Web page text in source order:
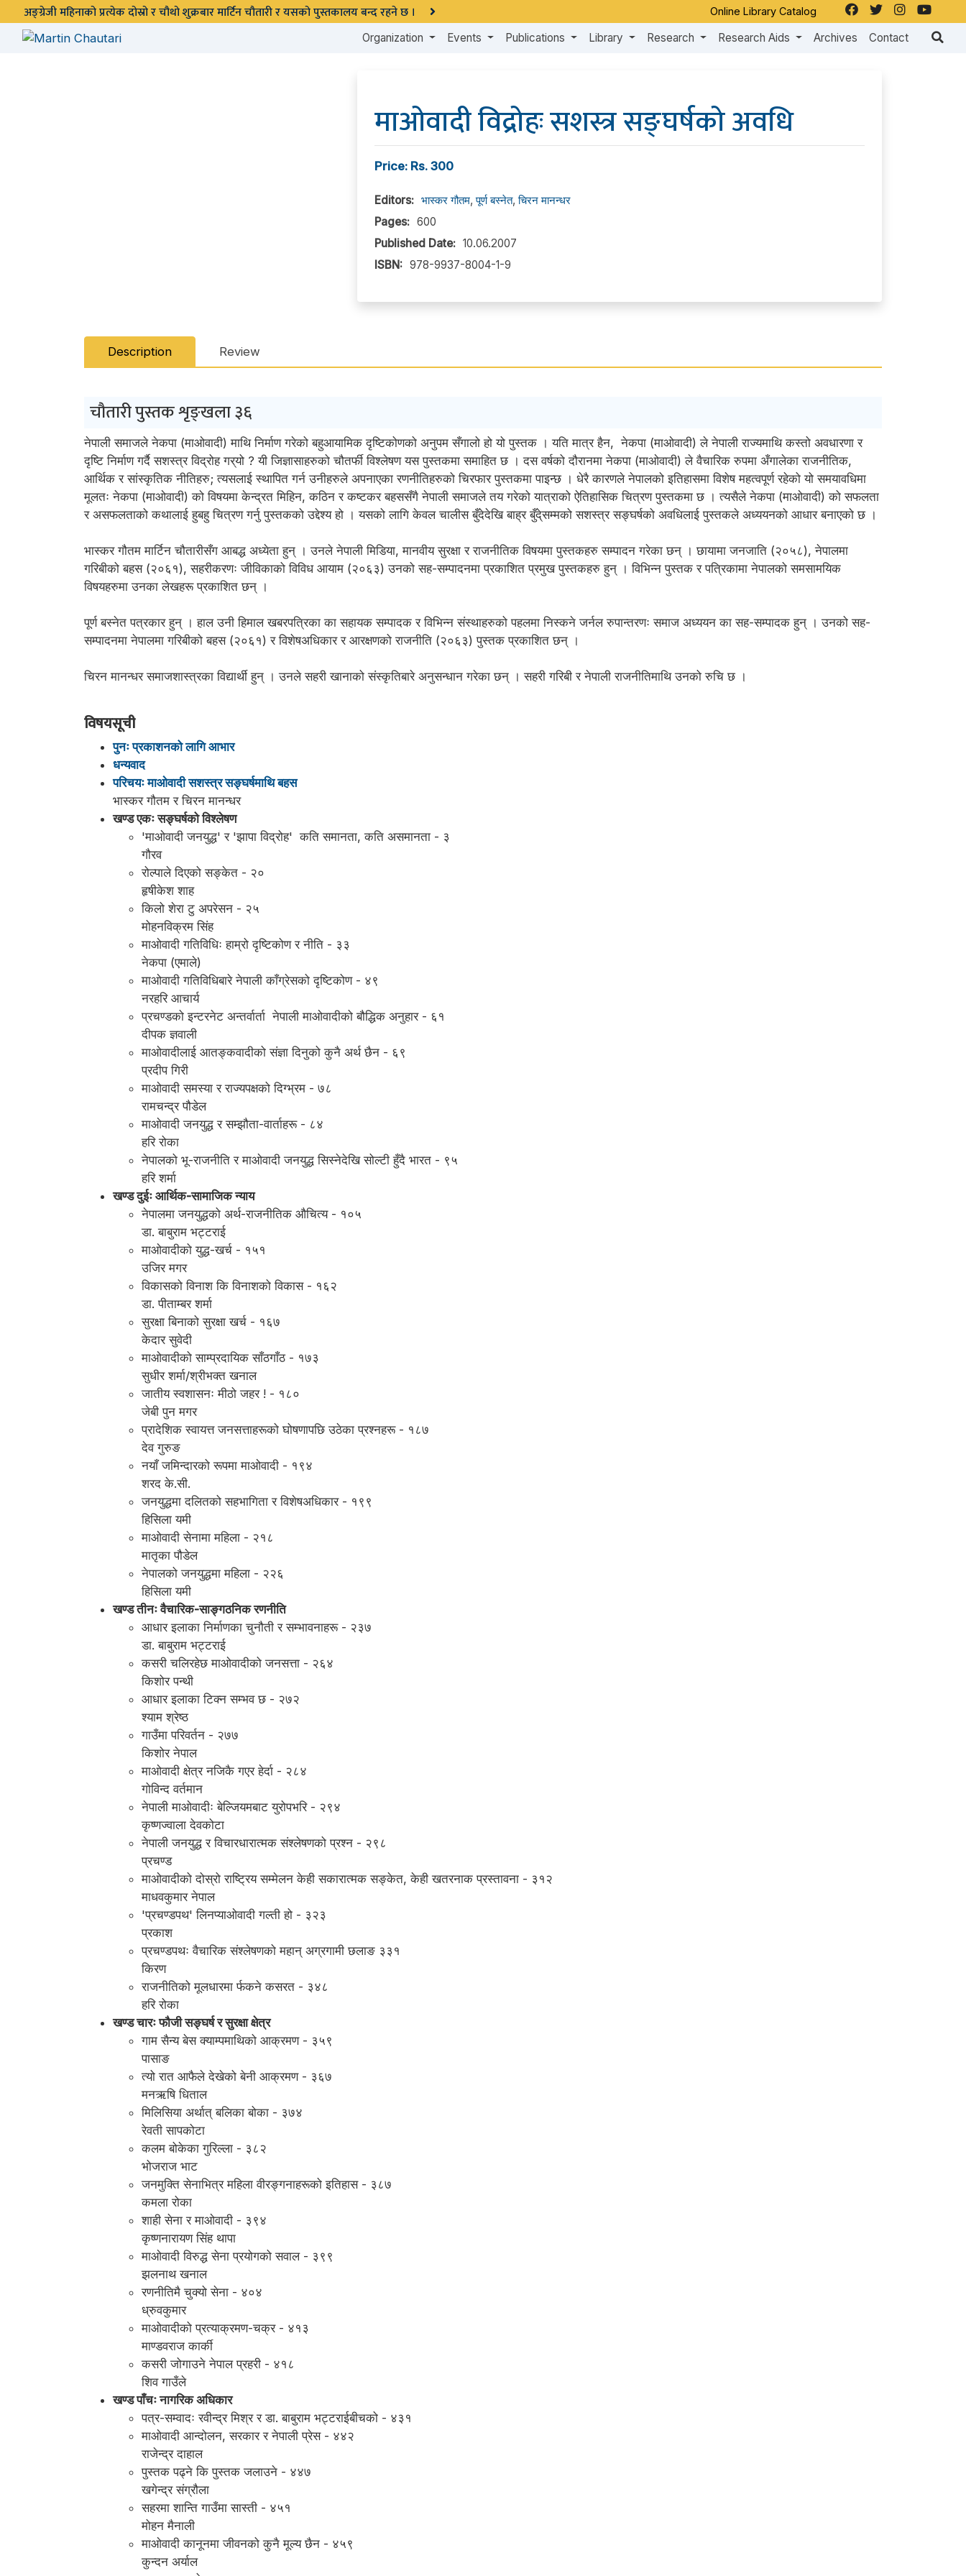
अङ्ग्रेजी महिनाको प्रत्येक दोस्रो र चौथो शुक्रबार मार्टिन चौतारी र यसको पुस्तकालय बन्द रहने छ । Online Library Catalog
Organization Events Publications Library Research Research Aids Archives Contact
माओवादी विद्रोहः सशस्त्र सङ्घर्षको अवधि
Price: Rs. 300
Editors: भास्कर गौतम,पूर्ण बस्नेत,चिरन मानन्धर
Pages: 600
Published Date: 10.06.2007
ISBN: 978-9937-8004-1-9
Description Review
चौतारी पुस्तक शृङ्खला ३६
नेपाली समाजले नेकपा (माओवादी) माथि निर्माण गरेको बहुआयामिक दृष्टिकोणको अनुपम सँगालो हो यो पुस्तक । यति मात्र हैन, नेकपा (माओवादी) ले नेपाली राज्यमाथि कस्तो अवधारणा र
दृष्टि निर्माण गर्दै सशस्त्र विद्रोह गर्‌यो ? यी जिज्ञासाहरुको चौतर्फी विश्लेषण यस पुस्तकमा समाहित छ । दस वर्षको दौरानमा नेकपा (माओवादी) ले वैचारिक रुपमा अँगालेका राजनीतिक,
आर्थिक र सांस्कृतिक नीतिहरु; त्यसलाई स्थापित गर्न उनीहरुले अपनाएका रणनीतिहरुको चिरफार पुस्तकमा पाइन्छ । धेरै कारणले नेपालको इतिहासमा विशेष महत्वपूर्ण रहेको यो समयावधिमा
मूलतः नेकपा (माओवादी) को विषयमा केन्द्रत मिहिन, कठिन र कष्टकर बहससँगै नेपाली समाजले तय गरेको यात्राको ऐतिहासिक चित्रण पुस्तकमा छ । त्यसैले नेकपा (माओवादी) को सफलता
र असफलताको कथालाई हुबहु चित्रण गर्नु पुस्तकको उद्देश्य हो । यसको लागि केवल चालीस बुँदेदेखि बाह्र बुँदे्सम्मको सशस्त्र सङ्घर्षको अवधिलाई पुस्तकले अध्ययनको आधार बनाएको छ ।
भास्कर गौतम मार्टिन चौतारीसँग आबद्ध अध्येता हुन् । उनले नेपाली मिडिया, मानवीय सुरक्षा र राजनीतिक विषयमा पुस्तकहरु सम्पादन गरेका छन् । छायामा जनजाति (२०५८), नेपालमा
गरिबीको बहस (२०६१), सहरीकरणः जीविकाको विविध आयाम (२०६३) उनको सह-सम्पादनमा प्रकाशित प्रमुख पुस्तकहरु हुन् । विभिन्न पुस्तक र पत्रिकामा नेपालको समसामयिक
विषयहरुमा उनका लेखहरू प्रकाशित छन् ।
पूर्ण बस्नेत पत्रकार हुन् । हाल उनी हिमाल खबरपत्रिका का सहायक सम्पादक र विभिन्न संस्थाहरुको पहलमा निस्कने जर्नल रुपान्तरणः समाज अध्ययन का सह-सम्पादक हुन् । उनको सह-
सम्पादनमा नेपालमा गरिबीको बहस (२०६१) र विशेषअधिकार र आरक्षणको राजनीति (२०६३) पुस्तक प्रकाशित छन् ।
चिरन मानन्धर समाजशास्त्रका विद्यार्थी हुन् । उनले सहरी खानाको संस्कृतिबारे अनुसन्धान गरेका छन् । सहरी गरिबी र नेपाली राजनीतिमाथि उनको रुचि छ ।
विषयसूची
पुनः प्रकाशनको लागि आभार
धन्यवाद
परिचयः माओवादी सशस्त्र सङ्घर्षमाथि बहस
भास्कर गौतम र चिरन मानन्धर
खण्ड एकः सङ्घर्षको विश्लेषण
'माओवादी जनयुद्ध' र 'झापा विद्रोह' कति समानता, कति असमानता - ३
गौरव
रोल्पाले दिएको सङ्केत - २०
हृषीकेश शाह
किलो शेरा टु अपरेसन - २५
मोहनविक्रम सिंह
माओवादी गतिविधिः हाम्रो दृष्टिकोण र नीति - ३३
नेकपा (एमाले)
माओवादी गतिविधिबारे नेपाली काँग्रेसको दृष्टिकोण - ४९
नरहरि आचार्य
प्रचण्डको इन्टरनेट अन्तर्वार्ता नेपाली माओवादीको बौद्धिक अनुहार - ६१
दीपक ज्ञवाली
माओवादीलाई आतङ्कवादीको संज्ञा दिनुको कुनै अर्थ छैन - ६९
प्रदीप गिरी
माओवादी समस्या र राज्यपक्षको दिग्भ्रम - ७८
रामचन्द्र पौडेल
माओवादी जनयुद्ध र सम्झौता-वार्ताहरू - ८४
हरि रोका
नेपालको भू-राजनीति र माओवादी जनयुद्ध सिस्नेदेखि सोल्टी हुँदै भारत - ९५
हरि शर्मा
खण्ड दुईः आर्थिक-सामाजिक न्याय
नेपालमा जनयुद्धको अर्थ-राजनीतिक औचित्य - १०५
डा. बाबुराम भट्टराई
माओवादीको युद्ध-खर्च - १५१
उजिर मगर
विकासको विनाश कि विनाशको विकास - १६२
डा. पीताम्बर शर्मा
सुरक्षा बिनाको सुरक्षा खर्च - १६७
केदार सुवेदी
माओवादीको साम्प्रदायिक साँठगाँठ - १७३
सुधीर शर्मा/श्रीभक्त खनाल
जातीय स्वशासनः मीठो जहर ! - १८०
जेबी पुन मगर
प्रादेशिक स्वायत्त जनसत्ताहरूको घोषणापछि उठेका प्रश्नहरू - १८७
देव गुरुङ
नयाँ जमिन्दारको रूपमा माओवादी - १९४
शरद के.सी.
जनयुद्धमा दलितको सहभागिता र विशेषअधिकार - १९९
हिसिला यमी
माओवादी सेनामा महिला - २१८
मातृका पौडेल
नेपालको जनयुद्धमा महिला - २२६
हिसिला यमी
खण्ड तीनः वैचारिक-साङ्गठनिक रणनीति
आधार इलाका निर्माणका चुनौती र सम्भावनाहरू - २३७
डा. बाबुराम भट्टराई
कसरी चलिरहेछ माओवादीको जनसत्ता - २६४
किशोर पन्थी
आधार इलाका टिक्न सम्भव छ - २७२
श्याम श्रेष्ठ
गाउँमा परिवर्तन - २७७
किशोर नेपाल
माओवादी क्षेत्र नजिकै गएर हेर्दा - २८४
गोविन्द वर्तमान
नेपाली माओवादीः बेल्जियमबाट युरोपभरि - २९४
कृष्णज्वाला देवकोटा
नेपाली जनयुद्ध र विचारधारात्मक संश्लेषणको प्रश्न - २९८
प्रचण्ड
माओवादीको दोस्रो राष्ट्रिय सम्मेलन केही सकारात्मक सङ्केत, केही खतरनाक प्रस्तावना - ३१२
माधवकुमार नेपाल
'प्रचण्डपथ' लिनप्याओवादी गल्ती हो - ३२३
प्रकाश
प्रचण्डपथः वैचारिक संश्लेषणको महान् अग्रगामी छलाङ ३३१
किरण
राजनीतिको मूलधारमा र्फकने कसरत - ३४८
हरि रोका
खण्ड चारः फौजी सङ्घर्ष र सुरक्षा क्षेत्र
गाम सैन्य बेस क्याम्पमाथिको आक्रमण - ३५९
पासाङ
त्यो रात आफैले देखेको बेनी आक्रमण - ३६७
मनऋषि धिताल
मिलिसिया अर्थात् बलिका बोका - ३७४
रेवती सापकोटा
कलम बोकेका गुरिल्ला - ३८२
भोजराज भाट
जनमुक्ति सेनाभित्र महिला वीरङ्गनाहरूको इतिहास - ३८७
कमला रोका
शाही सेना र माओवादी - ३९४
कृष्णनारायण सिंह थापा
माओवादी विरुद्ध सेना प्रयोगको सवाल - ३९९
झलनाथ खनाल
रणनीतिमै चुक्यो सेना - ४०४
ध्रुवकुमार
माओवादीको प्रत्याक्रमण-चक्र - ४१३
माण्डवराज कार्की
कसरी जोगाउने नेपाल प्रहरी - ४१८
शिव गाउँले
खण्ड पाँचः नागरिक अधिकार
पत्र-सम्वादः रवीन्द्र मिश्र र डा. बाबुराम भट्टराईबीचको - ४३१
माओवादी आन्दोलन, सरकार र नेपाली प्रेस - ४४२
राजेन्द्र दाहाल
पुस्तक पढ्ने कि पुस्तक जलाउने - ४४७
खगेन्द्र संग्रौला
सहरमा शान्ति गाउँमा सास्ती - ४५१
मोहन मैनाली
माओवादी कानूनमा जीवनको कुनै मूल्य छैन - ४५९
कुन्दन अर्याल